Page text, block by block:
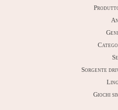
Sorgente
Giochi